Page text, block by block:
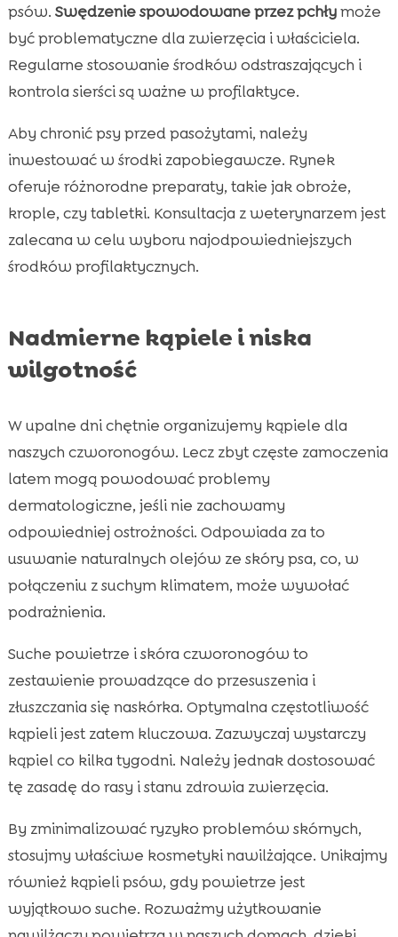
psów. Swędzenie spowodowane przez pchłymoże
być problematyczne dla zwierzęcia i właściciela.
Regularne stosowanie środków odstraszających i
kontrola sierści są ważne w profilaktyce.
Aby chronić psy przed pasożytami, należy
inwestować w środki zapobiegawcze. Rynek
oferuje różnorodne preparaty, takie jak obroże,
krople, czy tabletki. Konsultacja z weterynarzem jest
zalecana w celu wyboru najodpowiedniejszych
środków profilaktycznych.
Nadmierne kąpiele i niska
wilgotność
W upalne dni chętnie organizujemy kąpiele dla
naszych czworonogów. Lecz zbyt częste zamoczenia
latem mogą powodować problemy
dermatologiczne, jeśli nie zachowamy
odpowiedniej ostrożności. Odpowiada za to
usuwanie naturalnych olejów ze skóry psa, co, w
połączeniu z suchym klimatem, może wywołać
podrażnienia.
Suche powietrze i skóra czworonogów to
zestawienie prowadzące do przesuszenia i
złuszczania się naskórka. Optymalna częstotliwość
kąpieli jest zatem kluczowa. Zazwyczaj wystarczy
kąpiel co kilka tygodni. Należy jednak dostosować
tę zasadę do rasy i stanu zdrowia zwierzęcia.
By zminimalizować ryzyko problemów skórnych,
stosujmy właściwe kosmetyki nawilżające. Unikajmy
również kąpieli psów, gdy powietrze jest
wyjątkowo suche. Rozważmy użytkowanie